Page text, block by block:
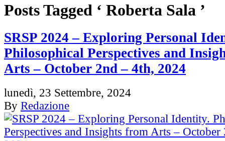
Posts Tagged ‘ Roberta Sala ’
SRSP 2024 – Exploring Personal
Philosophical Perspectives and
Arts – October 2nd – 4th, 2024
lunedì, 23 Settembre, 2024
By Redazione